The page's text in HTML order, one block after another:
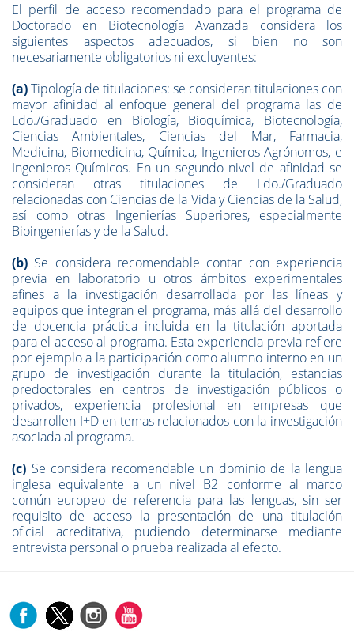
El perfil de acceso recomendado para el programa de
Doctorado en Biotecnología Avanzada considera los
siguientes aspectos adecuados, si bien no son
necesariamente obligatorios ni excluyentes:
(a)Tipología de titulaciones: se consideran titulaciones con
mayor afinidad al enfoque general del programa las de
Ldo./Graduado en Biología, Bioquímica, Biotecnología,
Ciencias Ambientales, Ciencias del Mar, Farmacia,
Medicina, Biomedicina, Química, Ingenieros Agrónomos, e
Ingenieros Químicos. En un segundo nivel de afinidad se
consideran otras titulaciones de Ldo./Graduado
relacionadas con Ciencias de la Vida y Ciencias de la Salud,
así como otras Ingenierías Superiores, especialmente
Bioingenierías y de la Salud.
(b) Se considera recomendable contar con experiencia
previa en laboratorio u otros ámbitos experimentales
afines a la investigación desarrollada por las líneas y
equipos que integran el programa, más allá del desarrollo
de docencia práctica incluida en la titulación aportada
para el acceso al programa. Esta experiencia previa refiere
por ejemplo a la participación como alumno interno en un
grupo de investigación durante la titulación, estancias
predoctorales en centros de investigación públicos o
privados, experiencia profesional en empresas que
desarrollen I+D en temas relacionados con la investigación
asociada al programa.
(c) Se considera recomendable un dominio de la lengua
inglesa equivalente a un nivel B2 conforme al marco
común europeo de referencia para las lenguas, sin ser
requisito de acceso la presentación de una titulación
oficial acreditativa, pudiendo determinarse mediante
entrevista personal o prueba realizada al efecto.